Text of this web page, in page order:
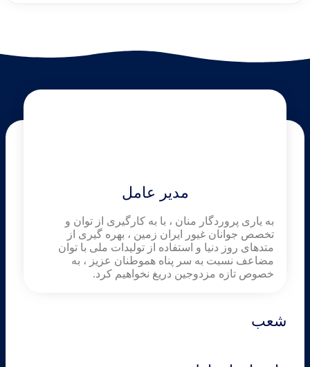
مدیر عامل
به یاری پروردگار منان ، با به کارگیری از توان و
تخصص جوانان غیور ایران زمین ، بهره گیری از
متدهای روز دنیا و استفاده از تولیدات ملی با توان
مضاعف نسبت به سر پناه هموطنان عزیز ، به
خصوص تازه مزدوجین دریغ نخواهیم کرد.
شعب